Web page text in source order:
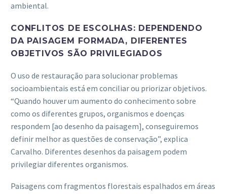
ambiental.
CONFLITOS DE ESCOLHAS: DEPENDENDO
DA PAISAGEM FORMADA, DIFERENTES
OBJETIVOS SÃO PRIVILEGIADOS
O uso de restauração para solucionar problemas
socioambientais está em conciliar ou priorizar objetivos.
“Quando houver um aumento do conhecimento sobre
como os diferentes grupos, organismos e doenças
respondem [ao desenho da paisagem], conseguiremos
definir melhor as questões de conservação”, explica
Carvalho. Diferentes desenhos da paisagem podem
privilegiar diferentes organismos.
Paisagens com fragmentos florestais espalhados em áreas